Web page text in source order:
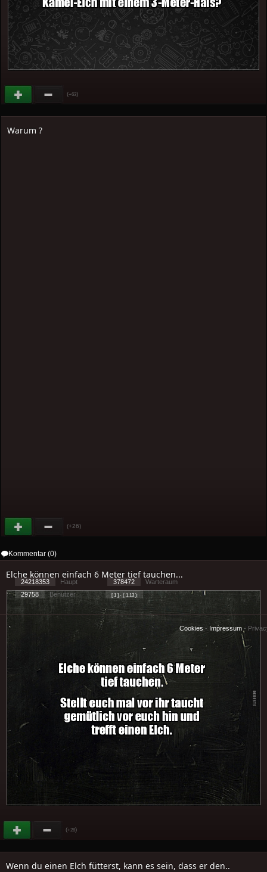
(+63)
Warum ?
(+26)
Kommentar (0)
Elche können einfach 6 Meter tief tauchen...
(+28)
Wenn du einen Elch fütterst, kann es sein, dass er den..
24218353 Haupt 378472
Warteraum
29758
Benutzer [ 1 ] - ( 1.13 )
Cookies - Impressum -